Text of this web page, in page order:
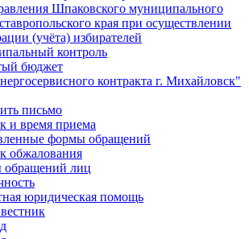
Шпаковского муниципального
края при осуществлении
(учёта) избирателей
контроль
бюджет
контракта г. Михайловск"
письмо
и время приема
формы обращений
обжалования
обращений лиц
юридическая помощь